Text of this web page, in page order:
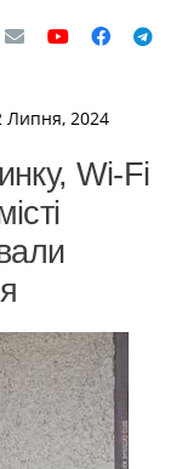
Липня, 2024
Wi-Fi